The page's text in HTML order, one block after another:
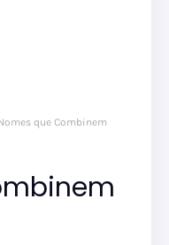
que Combinem